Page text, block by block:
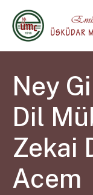
Ney
Dil
Zekai
Acem